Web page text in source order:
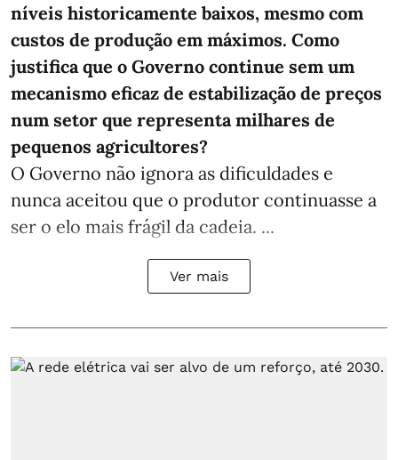
níveis historicamente baixos, mesmo com
custos de produção em máximos. Como
justifica que o Governo continue sem um
mecanismo eficaz de estabilização de preços
num setor que representa milhares de
pequenos agricultores?
O Governo não ignora as dificuldades e
nunca aceitou que o produtor continuasse a
ser o elo mais frágil da cadeia. ...
Ver mais